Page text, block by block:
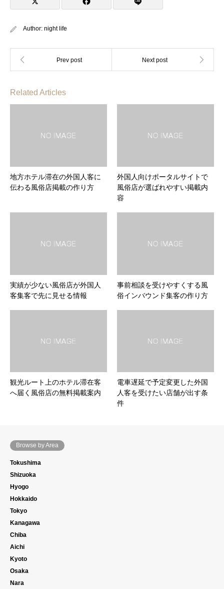
Author: night life
Related Articles
地方ホテル滞在の外国人客に
伝わる風俗店掲載の作り方
外国人向けポータルサイトで
風俗店が選ばれやすい掲載内
容
実績が少ない風俗店が外国人
客集客で先に見せる情報
事前相談を受けやすくする風
俗インバウンド集客の作り方
観光ルート上のホテル滞在客
へ届く風俗店の無料掲載案内
電車遅延で予定変更した外国
人客を受けたい店舗が出す条
件
Browse by Area
Tokushima
Shizuoka
Hyogo
Hokkaido
Tokyo
Kanagawa
Chiba
Aichi
Kyoto
Osaka
Nara